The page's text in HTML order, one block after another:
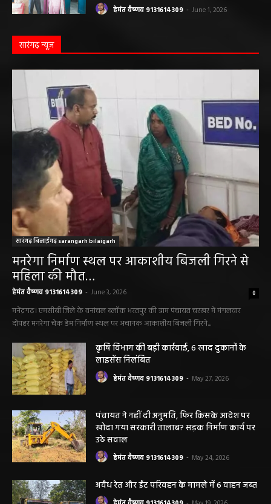
हेमंत वैष्णव 9131614309 - June 1, 2026
सारंगढ़ न्यूज़
सारंगढ़ बिलाईगढ़ sarangarh bilaigarh
मनरेगा निर्माण स्थल पर आकाशीय बिजली गिरने से
महिला की मौत…
हेमंत वैष्णव 9131614309 - June 3, 2026 0
मनेंद्रगढ़। एमसीबी जिले के वनांचल ब्लॉक भरतपुर की ग्राम पंचायत चरखर में मंगलवार
दोपहर मनरेगा चेक डेम निर्माण स्थल पर अचानक आकाशीय बिजली गिरने...
कृषि विभाग की बड़ी कार्रवाई, 6 खाद दुकानों के
लाइसेंस निलंबित
हेमंत वैष्णव 9131614309 - May 27, 2026
पंचायत ने नहीं दी अनुमति, फिर किसके आदेश पर
खोदा गया सरकारी तालाब? सड़क निर्माण कार्य पर
उठे सवाल
हेमंत वैष्णव 9131614309 - May 24, 2026
अवैध रेत और ईंट परिवहन के मामले में 6 वाहन जब्त